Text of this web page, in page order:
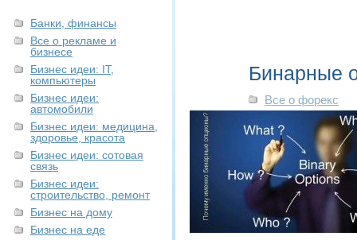
Банки, финансы
Все о рекламе и
бизнесе
Бизнес идеи: IT,
компьютеры
Бизнес идеи:
автомобили
Бизнес идеи: медицина,
здоровье, красота
Бизнес идеи: сотовая
связь
Бизнес идеи:
строительство, ремонт
Бизнес на дому
Бизнес на еде
Бинарные
Все о форекс